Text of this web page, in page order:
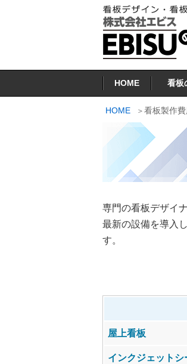
ツ
看板印
HOME 看板
HOME 看板製作費
専門の看板デザイ
最新の設備を導入
す。
屋上看板
インクジェットシ